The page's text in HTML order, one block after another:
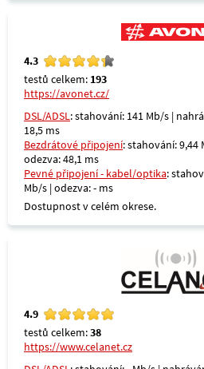
4.3
testů celkem: 193
https://avonet.cz/
DSL/ADSL: stahování: 141 Mb/s |
18,5 ms
Bezdrátové připojení: stahování: 9,44
odezva: 48,1 ms
Pevné připojení - kabel/optika:
Mb/s | odezva: - ms
Dostupnost v celém okrese.
4.9
testů celkem:38
https://www.celanet.cz